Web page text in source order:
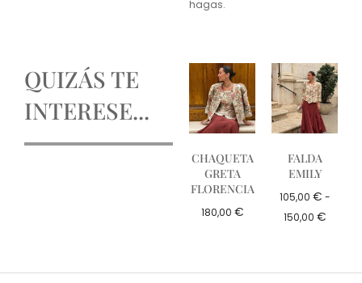
hagas.
QUIZÁS TE
INTERESE...
CHAQUETA
GRETA
FLORENCIA
180,00 €
FALDA
EMILY
105,00 € -
150,00 €